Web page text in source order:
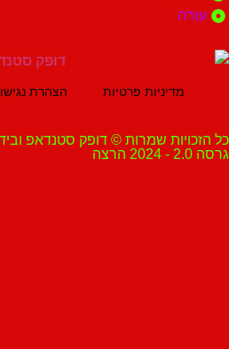
מדיניות פרטיות הצהרת נגישות
שמרות © דופק סטנדאפ ובידור 2014-2024.